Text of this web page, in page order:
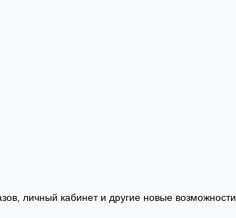
личный кабинет и другие новые возможности